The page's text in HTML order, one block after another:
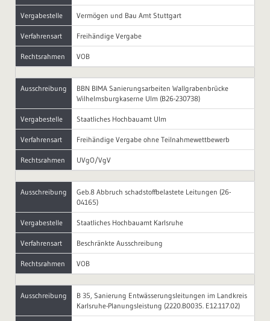
Vergabestelle Vermögen und Bau Amt Stuttgart
Verfahrensart Freihändige Vergabe
Rechtsrahmen VOB
Ausschreibung
BBN BIMA Sanierungsarbeiten Wallgrabenbrücke
Wilhelmsburgkaserne Ulm (B26-230738)
Vergabestelle Staatliches Hochbauamt Ulm
Verfahrensart Freihändige Vergabe ohne Teilnahmewettbewerb
Rechtsrahmen UVgO/VgV
Ausschreibung
Geb.8 Abbruch schadstoffbelastete Leitungen (26-
04165)
Vergabestelle Staatliches Hochbauamt Karlsruhe
Verfahrensart Beschränkte Ausschreibung
Rechtsrahmen VOB
Ausschreibung
B 35, Sanierung Entwässerungsleitungen im Landkreis
Karlsruhe-Planungsleistung (2220.B0035. E12.117.02)